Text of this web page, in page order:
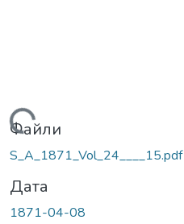
Вантажиться...
Файли
S_A_1871_Vol_24____15.pdf
Дата
1871-04-08